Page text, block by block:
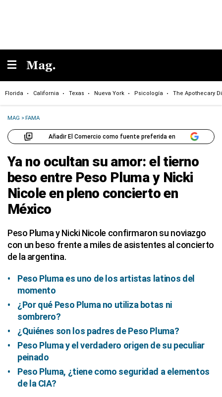
Florida California Texas Nueva York Psicología The Apothecary
MAG >FAMA
Añadir El Comercio como fuente preferida en
Ya no ocultan su amor: el tierno
beso entre Peso Pluma y Nicki
Nicole en pleno concierto en
México
Peso Pluma y Nicki Nicole confirmaron su noviazgo
con un beso frente a miles de asistentes al concierto
de la argentina.
Peso Pluma es uno de los artistas latinos del
momento
¿Por qué Peso Pluma no utiliza botas ni
sombrero?
¿Quiénes son los padres de Peso Pluma?
Peso Pluma y el verdadero origen de su peculiar
peinado
Peso Pluma, ¿tiene como seguridad a elementos
de la CIA?